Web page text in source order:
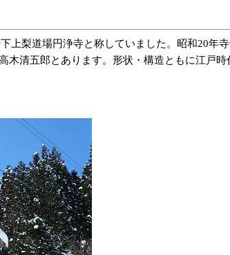
梨道場円浄寺と称していました。昭和20年
木清五郎とあります。形状・構造ともに江戸